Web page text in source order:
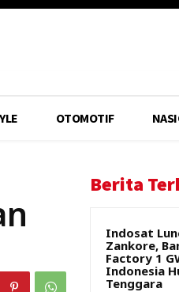
OTOMOTIF
Berita
Indosat
Zankore,
Factory 1
Indonesia
Tenggara